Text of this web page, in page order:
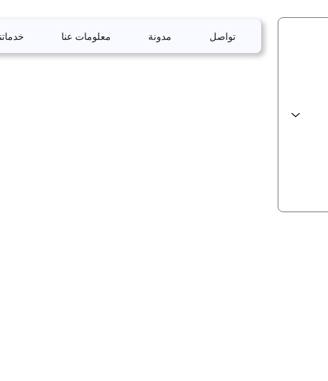
معلومات عنا مدونة تواصل